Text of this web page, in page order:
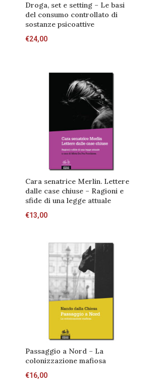
Droga, set e setting – Le basi
del consumo controllato di
sostanze psicoattive
€24,00
Cara senatrice Merlin. Lettere
dalle case chiuse – Ragioni e
sfide di una legge attuale
€13,00
Passaggio a Nord – La
colonizzazione mafiosa
€16,00